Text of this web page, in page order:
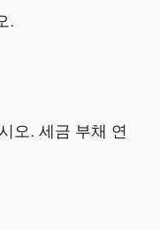
.
오. 세금 부채 연